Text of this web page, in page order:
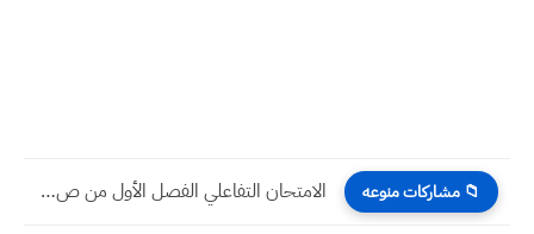
📁 مشاركات منوعه الامتحان التفاعلي الفصل الأول من ص6 الى ص9 الاحياء للصف...